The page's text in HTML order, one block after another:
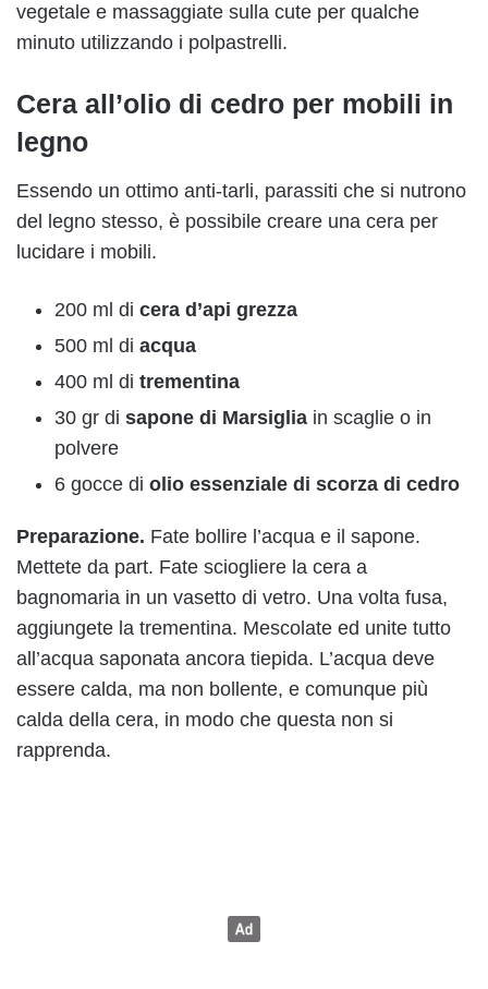
vegetale e massaggiate sulla cute per qualche
minuto utilizzando i polpastrelli.
Cera all’olio di cedro per mobili in
legno
Essendo un ottimo anti-tarli, parassiti che si nutrono
del legno stesso, è possibile creare una cera per
lucidare i mobili.
200 ml di cera d’api grezza
500 ml di acqua
400 ml di trementina
30 gr di sapone di Marsiglia in scaglie o in
polvere
6 gocce di olio essenziale di scorza di cedro
Preparazione. Fate bollire l’acqua e il sapone.
Mettete da part. Fate sciogliere la cera a
bagnomaria in un vasetto di vetro. Una volta fusa,
aggiungete la trementina. Mescolate ed unite tutto
all’acqua saponata ancora tiepida. L’acqua deve
essere calda, ma non bollente, e comunque più
calda della cera, in modo che questa non si
rapprenda.